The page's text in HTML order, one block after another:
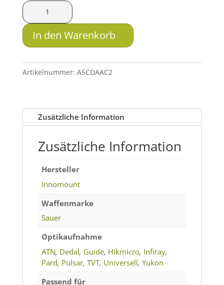
Innomount
Schnellspannmontage
QD
für
303
Nachtsichtgeräte
In den Warenkorb
Artikelnummer: A5CDAAC2
Zusätzliche Information
Zusätzliche Information
Hersteller
Innomount
Waffenmarke
Sauer
Optikaufnahme
ATN, Dedal, Guide, Hikmicro, Infiray,
Pard, Pulsar,TVT, Universell,Yukon
Passend für